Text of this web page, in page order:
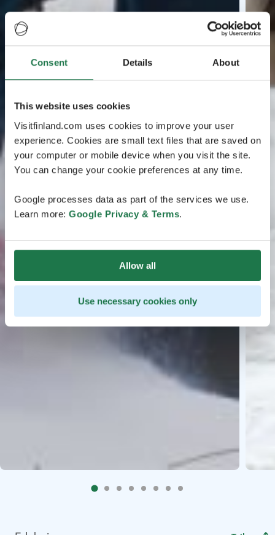
Consent Details About
This website uses cookies
Visitfinland.com uses cookies to improve your user
experience. Cookies are small text files that are saved on
your computer or mobile device when you visit the site.
You can change your cookie preferences at any time.
Google processes data as part of the services we use.
Learn more: Google Privacy & Terms.
Allow all
Use necessary cookies only